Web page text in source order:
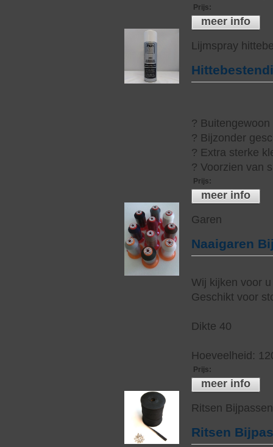
Prijs:
meer info
Lijmspray
?
? Bijzonder
? Extra sterke
? Voorzien van
Prijs:
meer info
Garen
Naaigaren
Wij kijken voor
Geschikt voor
Dikte 40
Hoeveelheid:
Prijs:
meer info
Ritsen
Ritsen